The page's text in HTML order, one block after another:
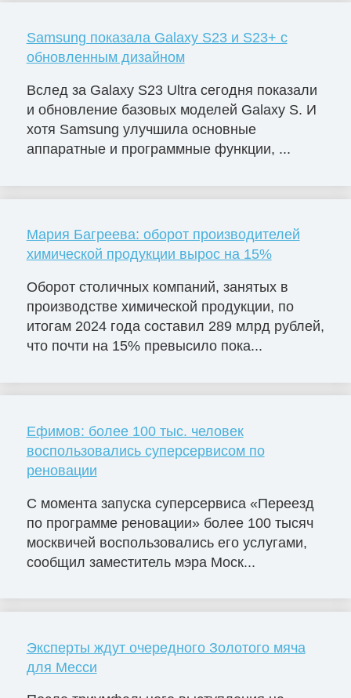
Samsung показала Galaxy S23 и S23+ с
обновленным дизайном
Вслед за Galaxy S23 Ultra сегодня показали
и обновление базовых моделей Galaxy S. И
хотя Samsung улучшила основные
аппаратные и программные функции, ...
Мария Багреева: оборот производителей
химической продукции вырос на 15%
Оборот столичных компаний, занятых в
производстве химической продукции, по
итогам 2024 года составил 289 млрд рублей,
что почти на 15% превысило пока...
Ефимов: более 100 тыс. человек
воспользовались суперсервисом по
реновации
С момента запуска суперсервиса «Переезд
по программе реновации» более 100 тысяч
москвичей воспользовались его услугами,
сообщил заместитель мэра Моск...
Эксперты ждут очередного Золотого мяча
для Месси